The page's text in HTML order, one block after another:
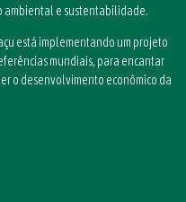
ambiental e sustentabilidade.
está implementando um projeto
mundiais, para encantar
o desenvolvimento econômico da